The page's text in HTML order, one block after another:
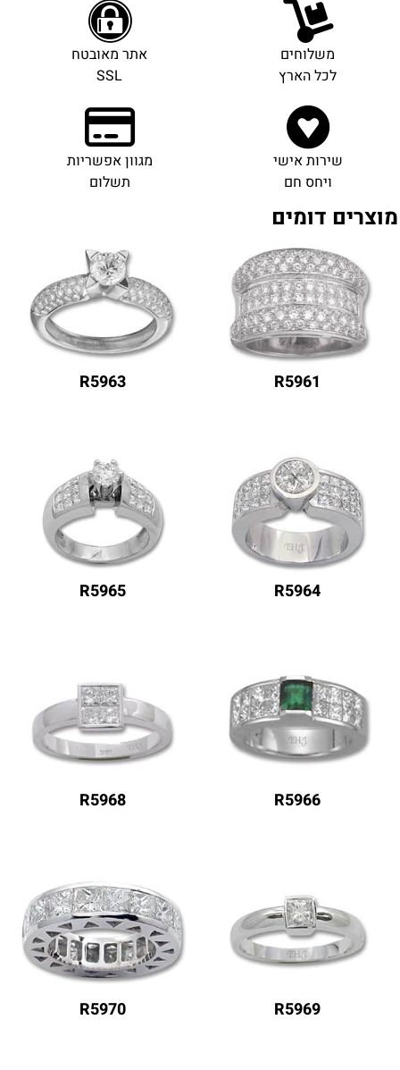
משלוחים
לכל הארץ
אתר מאובטח
SSL
שירות אישי
ויחס חם
מגוון אפשריות
תשלום
מוצרים דומים
R5961
R5963
R5964
R5965
R5966
R5968
R5969
R5970